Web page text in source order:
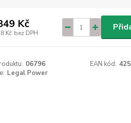
Kč
Kč bez DPH
06796 EAN kód:
Legal Power